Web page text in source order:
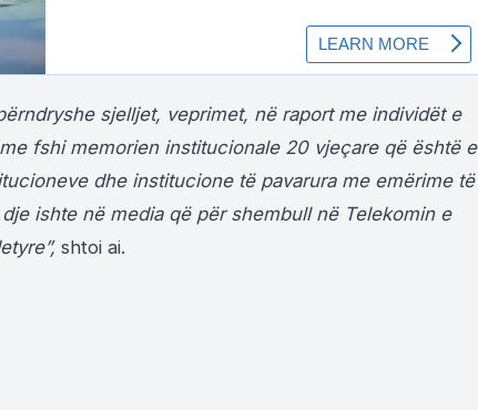
sjelljet, veprimet, në raport me individët e
fshi memorien institucionale 20 vjeçare që është e
dhe institucione të pavarura me emërime të
ishte në media që për shembull në Telekomin e
shtoi ai.